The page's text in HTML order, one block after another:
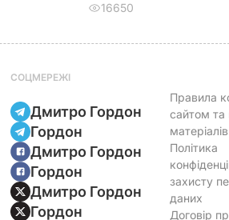
16650
СОЦМЕРЕЖІ
Дмитро Гордон
Гордон
Дмитро Гордон
Гордон
Дмитро Гордон
Гордон
Правила
сайтом та
матеріалів
Політика
захисту
даних
Договір